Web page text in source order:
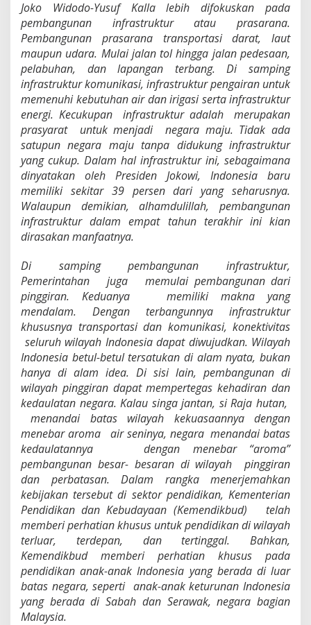
Joko Widodo-Yusuf Kalla lebih difokuskan pada
pembangunan infrastruktur atau prasarana.
Pembangunan prasarana transportasi darat, laut
maupun udara. Mulai jalan tol hingga jalan pedesaan,
pelabuhan, dan lapangan terbang. Di samping
infrastruktur komunikasi, infrastruktur pengairan untuk
memenuhi kebutuhan air dan irigasi serta infrastruktur
energi. Kecukupan infrastruktur adalah merupakan
prasyarat untuk menjadi negara maju. Tidak ada
satupun negara maju tanpa didukung infrastruktur
yang cukup. Dalam hal infrastruktur ini, sebagaimana
dinyatakan oleh Presiden Jokowi, Indonesia baru
memiliki sekitar 39 persen dari yang seharusnya.
Walaupun demikian, alhamdulillah, pembangunan
infrastruktur dalam empat tahun terakhir ini kian
dirasakan manfaatnya.
Di samping pembangunan infrastruktur,
Pemerintahan juga memulai pembangunan dari
pinggiran. Keduanya memiliki makna yang
mendalam. Dengan terbangunnya infrastruktur
khususnya transportasi dan komunikasi, konektivitas
seluruh wilayah Indonesia dapat diwujudkan. Wilayah
Indonesia betul-betul tersatukan di alam nyata, bukan
hanya di alam idea. Di sisi lain, pembangunan di
wilayah pinggiran dapat mempertegas kehadiran dan
kedaulatan negara. Kalau singa jantan, si Raja hutan,
menandai batas wilayah kekuasaannya dengan
menebar aroma air seninya, negara menandai batas
kedaulatannya dengan menebar “aroma”
pembangunan besar- besaran di wilayah pinggiran
dan perbatasan. Dalam rangka menerjemahkan
kebijakan tersebut di sektor pendidikan, Kementerian
Pendidikan dan Kebudayaan (Kemendikbud) telah
memberi perhatian khusus untuk pendidikan di wilayah
terluar, terdepan, dan tertinggal. Bahkan,
Kemendikbud memberi perhatian khusus pada
pendidikan anak-anak Indonesia yang berada di luar
batas negara, seperti anak-anak keturunan Indonesia
yang berada di Sabah dan Serawak, negara bagian
Malaysia.